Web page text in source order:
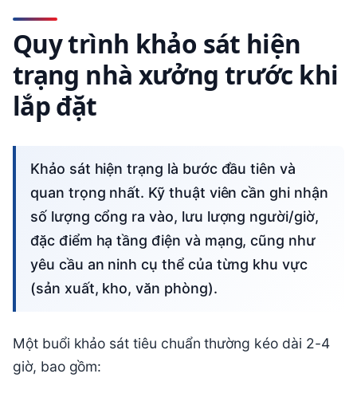
Quy trình khảo sát hiện
trạng nhà xưởng trước khi
lắp đặt
Khảo sát hiện trạng là bước đầu tiên và
quan trọng nhất. Kỹ thuật viên cần ghi nhận
số lượng cổng ra vào, lưu lượng người/giờ,
đặc điểm hạ tầng điện và mạng, cũng như
yêu cầu an ninh cụ thể của từng khu vực
(sản xuất, kho, văn phòng).
Một buổi khảo sát tiêu chuẩn thường kéo dài 2-4
giờ, bao gồm: